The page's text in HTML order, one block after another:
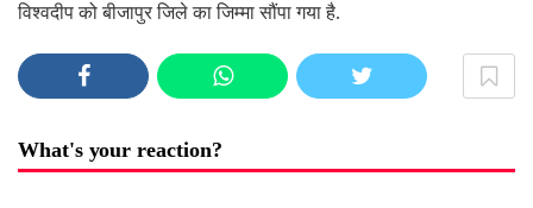
विश्वदीप को बीजापुर जिले का जिम्मा सौंपा गया है.
What's your reaction?